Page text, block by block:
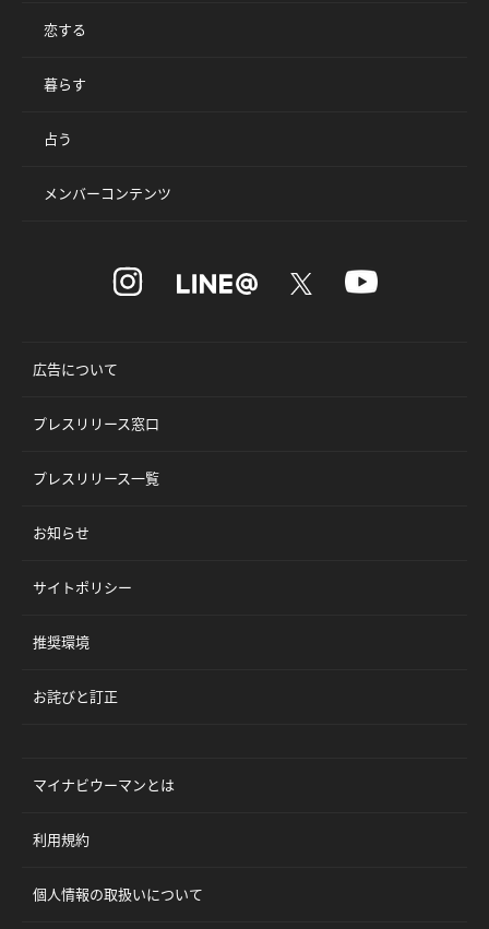
恋する
暮らす
占う
メンバーコンテンツ
広告について
プレスリリース窓口
プレスリリース一覧
お知らせ
サイトポリシー
推奨環境
お詫びと訂正
マイナビウーマンとは
利用規約
個人情報の取扱いについて